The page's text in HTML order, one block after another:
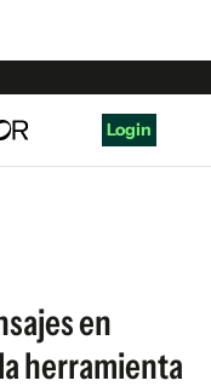
Login
en
herramienta